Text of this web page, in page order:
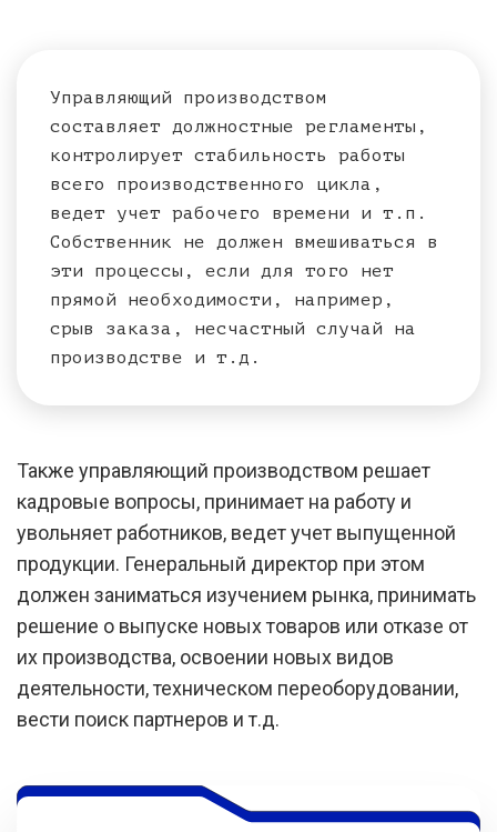
Управляющий производством
составляет должностные регламенты,
контролирует стабильность работы
всего производственного цикла,
ведет учет рабочего времени и т.п.
Собственник не должен вмешиваться в
эти процессы, если для того нет
прямой необходимости, например,
срыв заказа, несчастный случай на
производстве и т.д.
Также управляющий производством решает
кадровые вопросы, принимает на работу и
увольняет работников, ведет учет выпущенной
продукции. Генеральный директор при этом
должен заниматься изучением рынка, принимать
решение о выпуске новых товаров или отказе от
их производства, освоении новых видов
деятельности, техническом переоборудовании,
вести поиск партнеров и т.д.